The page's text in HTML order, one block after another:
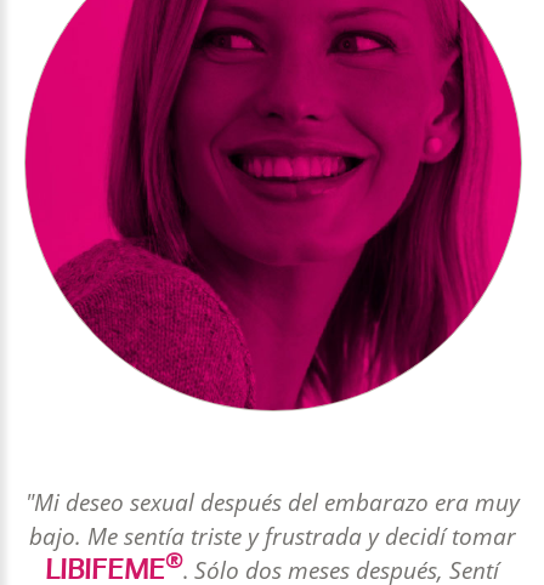
"Mi deseo sexual después del embarazo era muy
bajo. Me sentía triste y frustrada y decidí tomar
LIBIFEME®. Sólo dos meses después, Sentí